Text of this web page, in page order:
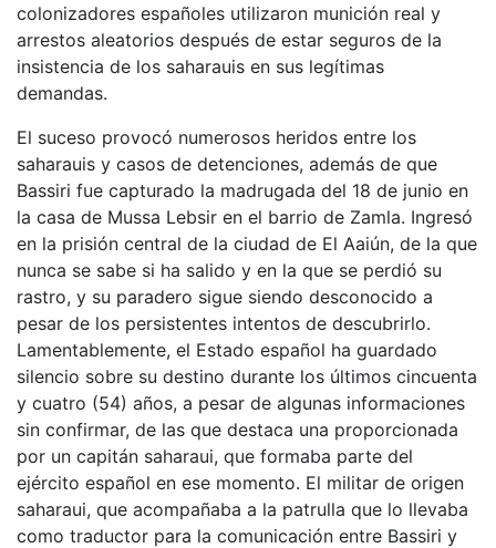
colonizadores españoles utilizaron munición real y
arrestos aleatorios después de estar seguros de la
insistencia de los saharauis en sus legítimas
demandas.
El suceso provocó numerosos heridos entre los
saharauis y casos de detenciones, además de que
Bassiri fue capturado la madrugada del 18 de junio en
la casa de Mussa Lebsir en el barrio de Zamla. Ingresó
en la prisión central de la ciudad de El Aaiún, de la que
nunca se sabe si ha salido y en la que se perdió su
rastro, y su paradero sigue siendo desconocido a
pesar de los persistentes intentos de descubrirlo.
Lamentablemente, el Estado español ha guardado
silencio sobre su destino durante los últimos cincuenta
y cuatro (54) años, a pesar de algunas informaciones
sin confirmar, de las que destaca una proporcionada
por un capitán saharaui, que formaba parte del
ejército español en ese momento. El militar de origen
saharaui, que acompañaba a la patrulla que lo llevaba
como traductor para la comunicación entre Bassiri y